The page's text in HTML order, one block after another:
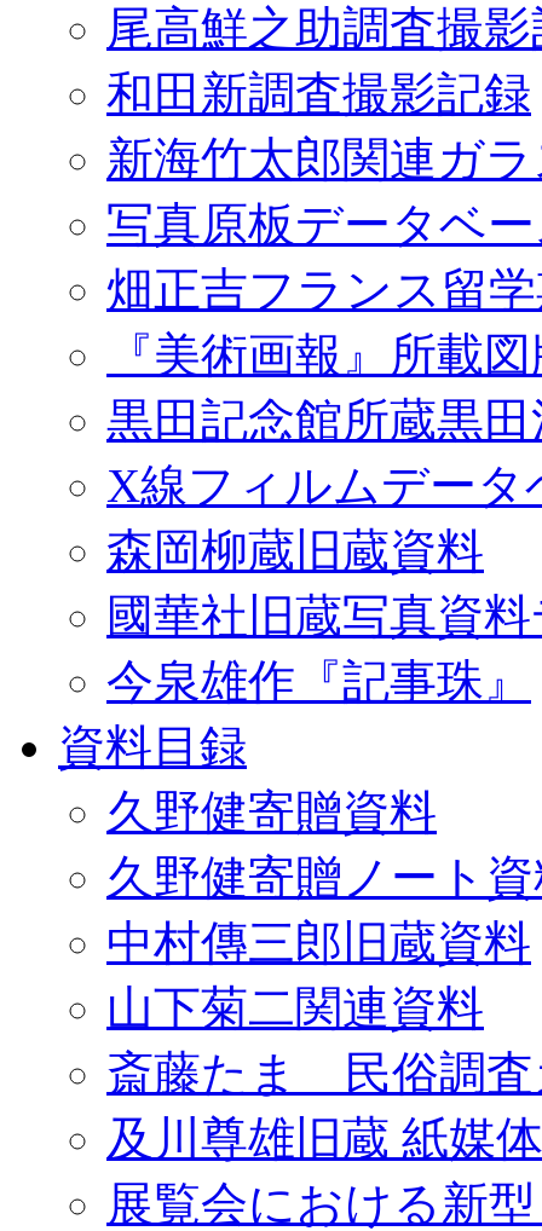
尾高鮮之助調査撮
和田新調査撮影記録
新海竹太郎関連ガ
写真原板データベ
畑正吉フランス留
『美術画報』所載
黒田記念館所蔵黒
X線フィルムデータ
森岡柳蔵旧蔵資料
國華社旧蔵写真資
今泉雄作『記事珠』
資料目録
久野健寄贈資料
久野健寄贈ノート
中村傳三郎旧蔵資料
山下菊二関連資料
斎藤たま 民俗調査
及川尊雄旧蔵 紙媒
展覧会における新